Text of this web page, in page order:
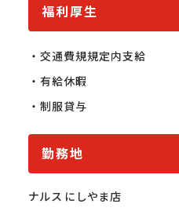
福利厚生
・交通費規規定内支給
・有給休暇
・制服貸与
勤務地
ナルス にしやま店